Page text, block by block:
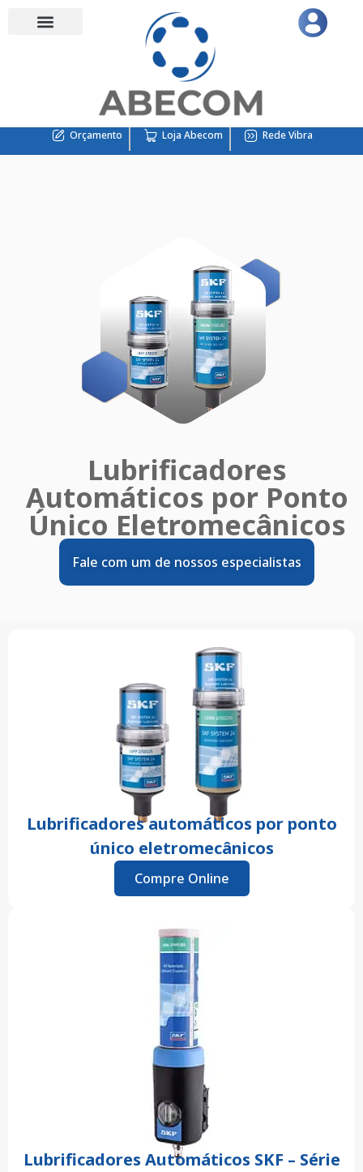
Orçamento Loja Abecom Rede Vibra
Lubrificadores
Automáticos por Ponto
Único Eletromecânicos
Fale com um de nossos especialistas
Lubrificadores automáticos por ponto
único eletromecânicos
Compre Online
Lubrificadores Automáticos SKF – Série